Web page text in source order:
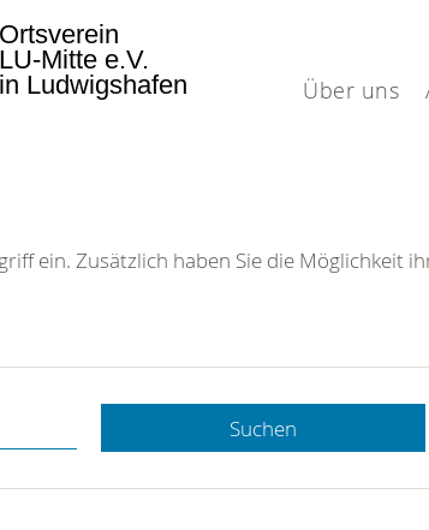
Über uns
Ortsverein
LU-Mitte e.V.
in Ludwigshafen
Hotline.
gerne.
ein. Zusätzlich haben Sie die Möglichkeit
Suchen